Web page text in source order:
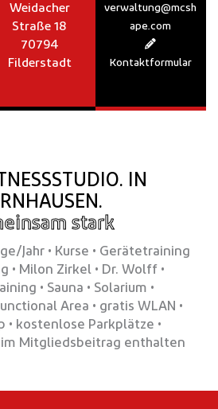
Weidacher
Straße 18
70794
Filderstadt
verwaltung@mcsh
ape.com
Kontaktformular
IN
stark
Jahr • Kurse • Gerätetraining
• Milon Zirkel • Dr. Wolff •
• Sauna • Solarium •
Area • gratis WLAN •
• kostenlose Parkplätze •
Mitgliedsbeitrag enthalten